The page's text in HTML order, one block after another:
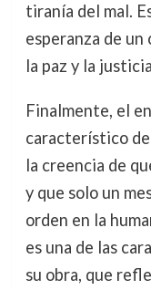
tiranía del mal.
esperanza de
la paz y la
Finalmente, el
característico
la creencia de
y que solo un
orden en la
es una de las
su obra, que